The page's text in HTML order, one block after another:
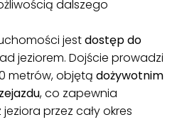
dalszego
jestdostęp do
jeziorem. Dojście prowadzi
metrów, objętą dożywotnim
, co zapewnia
przez cały okres